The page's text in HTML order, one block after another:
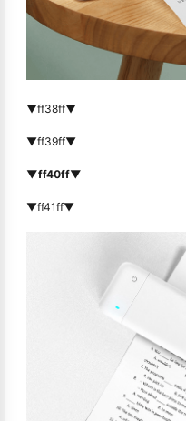
▼ff38ff▼
▼ff39ff▼
▼ff40ff▼
▼ff41ff▼